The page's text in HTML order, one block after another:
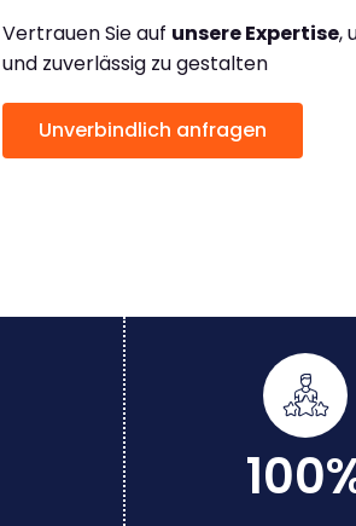
Vertrauen Sie auf unsere Expertise,
und zuverlässig zu gestalten
Unverbindlich anfragen